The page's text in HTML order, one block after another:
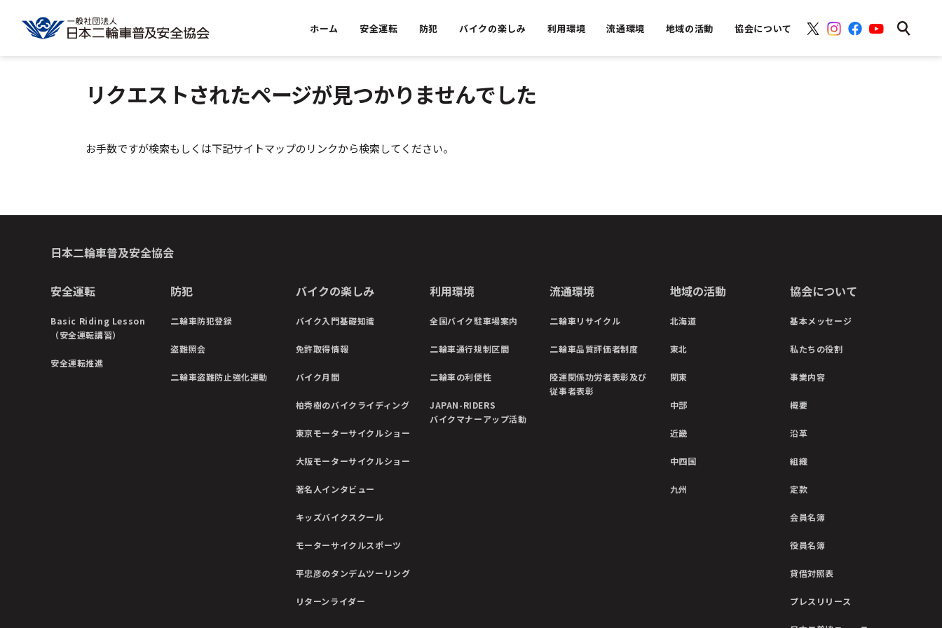
ホーム 安全運転 防犯 バイクの楽しみ 利用環境 流通環境 地域の活動 協会について
リクエストされたページが見つかりませんでした
お手数ですが検索もしくは下記サイトマップのリンクから検索してください。
日本二輪車普及安全協会
安全運転
Basic Riding Lesson
（安全運転講習）
安全運転推進
防犯
二輪車防犯登録
盗難照会
二輪車盗難防止強化運動
バイクの楽しみ
バイク入門基礎知識
免許取得情報
バイク月間
柏秀樹のバイクライディング
東京モーターサイクルショー
大阪モーターサイクルショー
著名人インタビュー
キッズバイクスクール
モーターサイクルスポーツ
平忠彦のタンデムツーリング
リターンライダー
利用環境
全国バイク駐車場案内
二輪車通行規制区間
二輪車の利便性
JAPAN-RIDERS
バイクマナーアップ活動
流通環境
二輪車リサイクル
二輪車品質評価者制度
陸運関係功労者表彰及び
従事者表彰
地域の活動
北海道
東北
関東
中部
近畿
中四国
九州
協会について
基本メッセージ
私たちの役割
事業内容
概要
沿革
組織
定款
会員名簿
役員名簿
貸借対照表
プレスリリース